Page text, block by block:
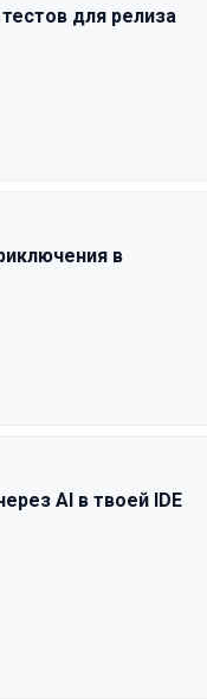
для релиза
в
AI в твоей IDE